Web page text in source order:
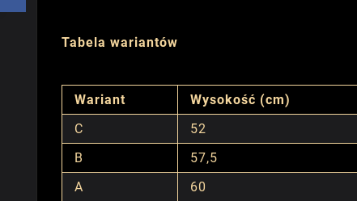
Tabela wariantów
Wariant Wysokość (cm)
C
52
B
57,5
A
60